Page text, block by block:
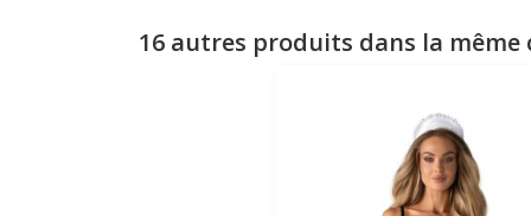
16 autres produits dans la même